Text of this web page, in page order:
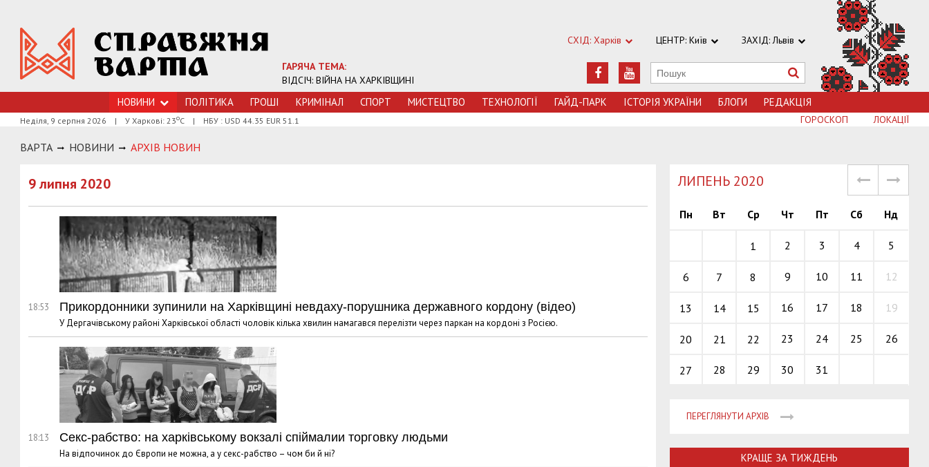
ГАРЯЧА ТЕМА:
ВІДСІЧ: ВІЙНА НА ХАРКІВЩИНІ
СХІД: Харків ЦЕНТР: Київ ЗАХІД: Львів
НОВИНИ ПОЛІТИКА ГРОШI КРИМIНАЛ СПОРТ МИСТЕЦТВО ТЕХНОЛОГIЇ ГАЙД-ПАРК ІСТОРІЯ УКРАЇНИ БЛОГИ РЕДАКЦІЯ
Неділя, 9 серпня 2026 | У Харкові: 23оС | НБУ : USD 44.35 EUR 51.1 ЛОКАЦІЇ
ГОРОСКОП
ВАРТА НОВИНИ АРХIВ НОВИН
9 липня 2020
18:53 Прикордонники зупинили на Харківщині невдаху-порушника державного кордону (відео)
У Дергачівському районі Харківської області чоловік кілька хвилин намагався перелізти через паркан на кордоні з Росією.
18:13 Секс-рабство: на харківському вокзалі спіймалии торговку людьми
На відпочинок до Європи не можна, а у секс-рабство – чом би й ні?
ЛИПЕНЬ 2020
Пн Вт Ср Чт Пт Сб Нд
1 2 3 4 5
6 7 8 9 10 11 12
13 14 15 16 17 18 19
20 21 22 23 24 25 26
27 28 29 30 31
ПЕРЕГЛЯНУТИ АРХІВ
КРАЩЕ ЗА ТИЖДЕНЬ